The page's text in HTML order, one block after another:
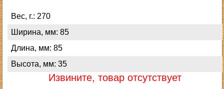
Вес, г.: 270
Ширина, мм: 85
Длина, мм: 85
Высота, мм: 35
Извините, товар отсутствует